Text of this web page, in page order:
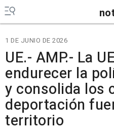
1 DE JUNIO DE 2026
UE.- AMP.- La
endurecer la
y consolida los
deportación
territorio